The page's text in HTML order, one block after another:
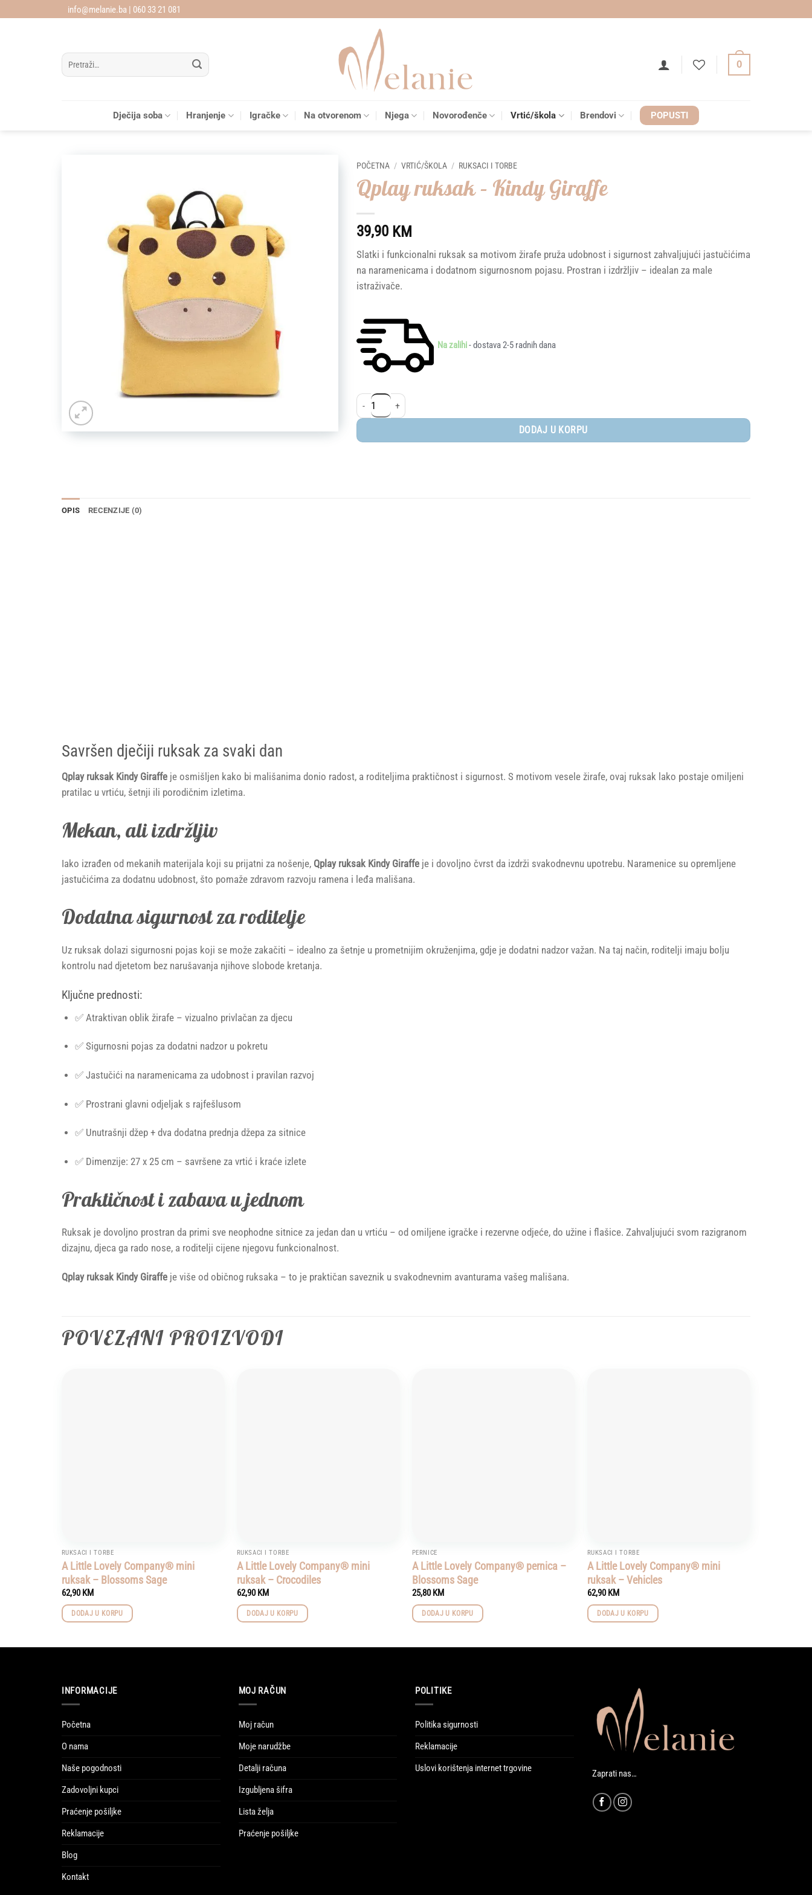
info@melanie.ba | 060 33 21 081
Pretraži:
0
Dječija soba Hranjenje Igračke Na otvorenom Njega Novorođenče Vrtić/škola Brendovi POPUSTI
POČETNA / VRTIĆ/ŠKOLA / RUKSACI I TORBE
Qplay ruksak – Kindy Giraffe
39,90 KM
Slatki i funkcionalni ruksak sa motivom žirafe pruža udobnost i sigurnost zahvaljujući jastučićima
na naramenicama i dodatnom sigurnosnom pojasu. Prostran i izdržljiv – idealan za male
istraživače.
Na zalihi- dostava 2-5 radnih dana
Qplay ruksak - Kindy Giraffe količina
DODAJ U KORPU
OPIS RECENZIJE (0)
Savršen dječiji ruksak za svaki dan
Qplay ruksak Kindy Giraffe je osmišljen kako bi mališanima donio radost, a roditeljima praktičnost i sigurnost. S motivom vesele žirafe, ovaj ruksak lako postaje omiljeni
pratilac u vrtiću, šetnji ili porodičnim izletima.
Mekan, ali izdržljiv
Iako izrađen od mekanih materijala koji su prijatni za nošenje, Qplay ruksak Kindy Giraffe je i dovoljno čvrst da izdrži svakodnevnu upotrebu. Naramenice su opremljene
jastučićima za dodatnu udobnost, što pomaže zdravom razvoju ramena i leđa mališana.
Dodatna sigurnost za roditelje
Uz ruksak dolazi sigurnosni pojas koji se može zakačiti – idealno za šetnje u prometnijim okruženjima, gdje je dodatni nadzor važan. Na taj način, roditelji imaju bolju
kontrolu nad djetetom bez narušavanja njihove slobode kretanja.
Ključne prednosti:
✅ Atraktivan oblik žirafe – vizualno privlačan za djecu
✅ Sigurnosni pojas za dodatni nadzor u pokretu
✅ Jastučići na naramenicama za udobnost i pravilan razvoj
✅ Prostrani glavni odjeljak s rajfešlusom
✅ Unutrašnji džep + dva dodatna prednja džepa za sitnice
✅ Dimenzije: 27 x 25 cm – savršene za vrtić i kraće izlete
Praktičnost i zabava u jednom
Ruksak je dovoljno prostran da primi sve neophodne sitnice za jedan dan u vrtiću – od omiljene igračke i rezervne odjeće, do užine i flašice. Zahvaljujući svom razigranom
dizajnu, djeca ga rado nose, a roditelji cijene njegovu funkcionalnost.
Qplay ruksak Kindy Giraffe je više od običnog ruksaka – to je praktičan saveznik u svakodnevnim avanturama vašeg mališana.
POVEZANI PROIZVODI
RUKSACI I TORBE
A Little Lovely Company® mini
ruksak – Blossoms Sage
62,90KM
DODAJ U KORPU
RUKSACI I TORBE
A Little Lovely Company® mini
ruksak – Crocodiles
62,90KM
DODAJ U KORPU
PERNICE
A Little Lovely Company® pernica –
Blossoms Sage
25,80KM
DODAJ U KORPU
RUKSACI I TORBE
A Little Lovely Company® mini
ruksak – Vehicles
62,90KM
DODAJ U KORPU
INFORMACIJE
Početna
O nama
Naše pogodnosti
Zadovoljni kupci
Praćenje pošiljke
Reklamacije
Blog
Kontakt
MOJ RAČUN
Moj račun
Moje narudžbe
Detalji računa
Izgubljena šifra
Lista želja
Praćenje pošiljke
POLITIKE
Politika sigurnosti
Reklamacije
Uslovi korištenja internet trgovine
Zaprati nas…